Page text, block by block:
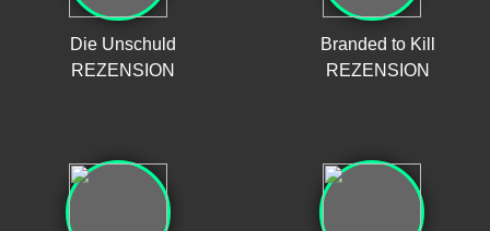
Die Unschuld
REZENSION
Branded to Kill
REZENSION